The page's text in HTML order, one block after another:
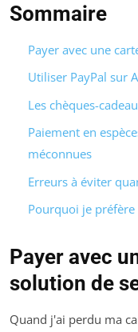
Sommaire
Payer avec une
Utiliser PayPal sur
Les chèques-
Paiement en
méconnues
Erreurs à éviter
Pourquoi je préfère
Payer avec
solution de
Quand j'ai perdu ma